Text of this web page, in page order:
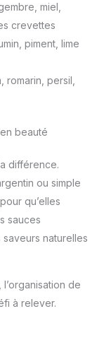
miel,
crevettes
piment, lime
romarin, persil,
beauté
différence.
ou simple
qu’elles
sauces
naturelles
de
à relever.